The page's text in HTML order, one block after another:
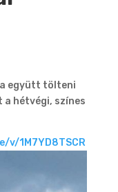
együtt tölteni
hétvégi, színes
1M7YD8TSCR